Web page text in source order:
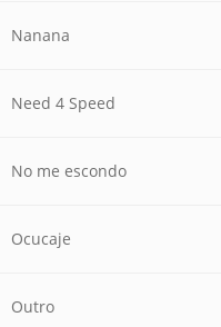
Nanana
Need 4 Speed
No me escondo
Ocucaje
Outro